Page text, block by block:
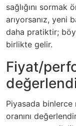
sağlığını sormak
arıyorsanız, yeni
daha pratiktir;
birlikte gelir.
Fiyat/
Piyasada
oranını